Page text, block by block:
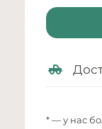
* — у нас